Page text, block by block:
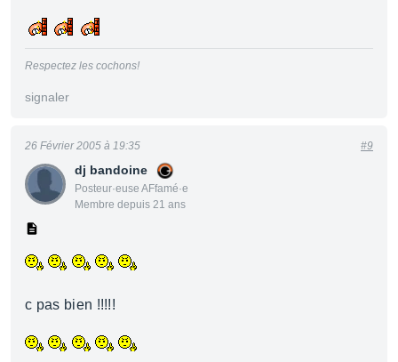
Respectez les cochons!
signaler
dj bandoine
Posteur·euse AFfamé·e
Membre depuis 21 ans
26 Février 2005 à 19:35 #9
c pas bien !!!!!